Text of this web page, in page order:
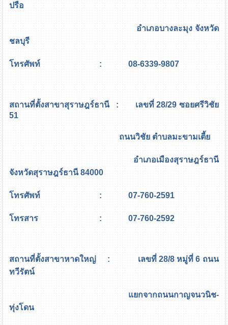
ปรือ
อำเภอบางละมุง จังหวัด
ชลบุรี
โทรศัพท์ : 08-6339-9807
สถานที่ตั้งสาขาสุราษฎร์ธานี : เลขที่ 28/29 ซอยศรีวิชัย
51
ถนนวิชัย ตำบลมะขามเตี้ย
อำเภอเมืองสุราษฎร์ธานี
จังหวัดสุราษฎร์ธานี 84000
โทรศัพท์ : 07-760-2591
โทรสาร : 07-760-2592
สถานที่ตั้งสาขาหาดใหญ่ : เลขที่ 28/8 หมู่ที่ 6 ถนน
ทวีรัตน์
แยกจากถนนกาญจนวนิช-
ทุ่งโดน